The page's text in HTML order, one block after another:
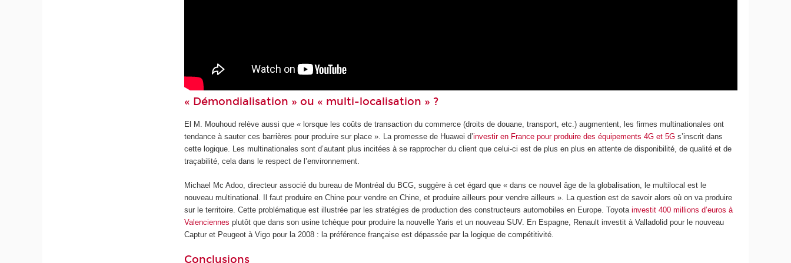
« Démondialisation » ou « multi-localisation » ?
El M. Mouhoud relève aussi que « lorsque les coûts de transaction du commerce (droits de douane, transport, etc.) augmentent, les firmes multinationales ont
tendance à sauter ces barrières pour produire sur place ». La promesse de Huawei d’investir en France pour produire des équipements 4G et 5G s’inscrit dans
cette logique. Les multinationales sont d’autant plus incitées à se rapprocher du client que celui-ci est de plus en plus en attente de disponibilité, de qualité et de
traçabilité, cela dans le respect de l’environnement.
Michael Mc Adoo, directeur associé du bureau de Montréal du BCG, suggère à cet égard que « dans ce nouvel âge de la globalisation, le multilocal est le
nouveau multinational. Il faut produire en Chine pour vendre en Chine, et produire ailleurs pour vendre ailleurs ». La question est de savoir alors où on va produire
sur le territoire. Cette problématique est illustrée par les stratégies de production des constructeurs automobiles en Europe. Toyotainvestit 400 millions d’euros à
Valenciennes plutôt que dans son usine tchèque pour produire la nouvelle Yaris et un nouveau SUV. En Espagne, Renault investit à Valladolid pour le nouveau
Captur et Peugeot à Vigo pour la 2008 : la préférence française est dépassée par la logique de compétitivité.
Conclusions